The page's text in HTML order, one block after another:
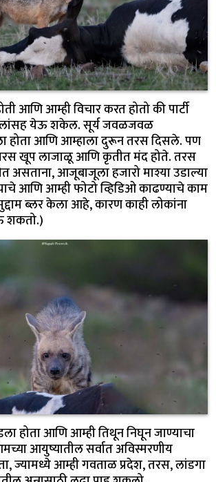
आणि आम्ही विचार करत होतो की पार्टी
येऊ शकेल. सूर्य जवळजवळ
होता आणि आम्हाला दुरून तरस दिसले. पण
खूप लाजाळू आणि कृतीत मंद होते. तरस
आजूबाजूला हजारो माश्या उडाल्या
आणि आम्ही फोटो व्हिडिओ काढण्याचे काम
ब्लर केला आहे, कारण काही लोकांना
शकतो.)
होता आणि आम्ही तिथून निघून जाण्याचा
आयुष्यातील सर्वात अविस्मरणीय
ज्यामध्ये आम्ही गवताळ प्रदेश, तरस, लांडगा